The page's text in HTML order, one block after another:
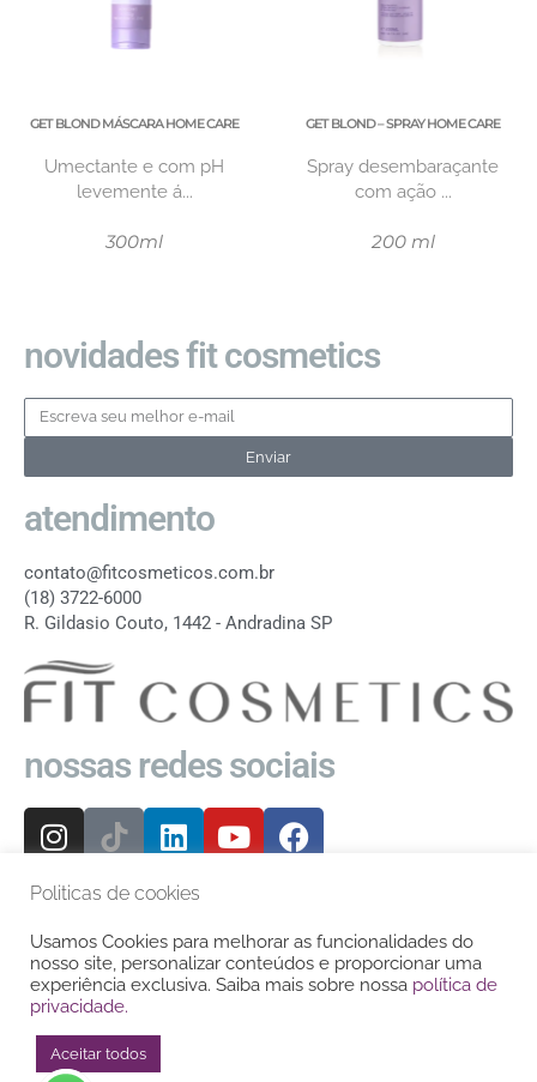
GET BLOND MÁSCARA HOME CARE
Umectante e com pH
levemente á...
300ml
GET BLOND – SPRAY HOME CARE
Spray desembaraçante
com ação ...
200 ml
novidades fit cosmetics
Enviar
atendimento
contato@fitcosmeticos.com.br
(18) 3722-6000
R. Gildasio Couto, 1442 - Andradina SP
nossas redes sociais
Seja um distribuidor
saber o distribuidor mais próximo
Fábricação própria
Como comprar fora do Brasil
Politicas de cookies
Usamos Cookies para melhorar as funcionalidades do
nosso site, personalizar conteúdos e proporcionar uma
experiência exclusiva. Saiba mais sobre nossa política de
privacidade.
Aceitar todos